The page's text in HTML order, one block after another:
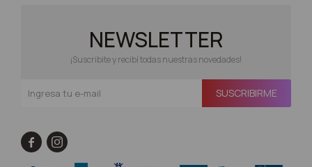
NEWSLETTER
¡Suscribite y recibí todas nuestras novedades!
SUSCRIBIRME
 